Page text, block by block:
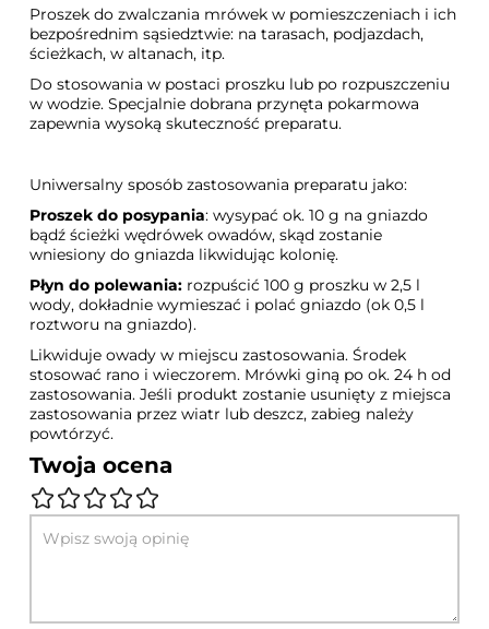
Proszek do zwalczania mrówek w pomieszczeniach i ich
bezpośrednim sąsiedztwie: na tarasach, podjazdach,
ścieżkach, w altanach, itp.
Do stosowania w postaci proszku lub po rozpuszczeniu
w wodzie. Specjalnie dobrana przynęta pokarmowa
zapewnia wysoką skuteczność preparatu.
Uniwersalny sposób zastosowania preparatu jako:
Proszek do posypania: wysypać ok. 10 g na gniazdo
bądź ścieżki wędrówek owadów, skąd zostanie
wniesiony do gniazda likwidując kolonię.
Płyn do polewania: rozpuścić 100 g proszku w 2,5 l
wody, dokładnie wymieszać i polać gniazdo (ok 0,5 l
roztworu na gniazdo).
Likwiduje owady w miejscu zastosowania. Środek
stosować rano i wieczorem. Mrówki giną po ok. 24 h od
zastosowania. Jeśli produkt zostanie usunięty z miejsca
zastosowania przez wiatr lub deszcz, zabieg należy
powtórzyć.
Twoja ocena